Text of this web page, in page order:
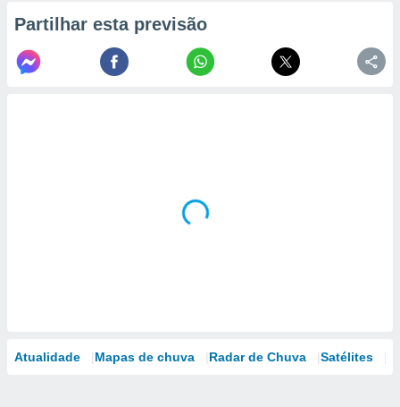
Partilhar esta previsão
Atualidade Mapas de chuva Radar de Chuva Satélites